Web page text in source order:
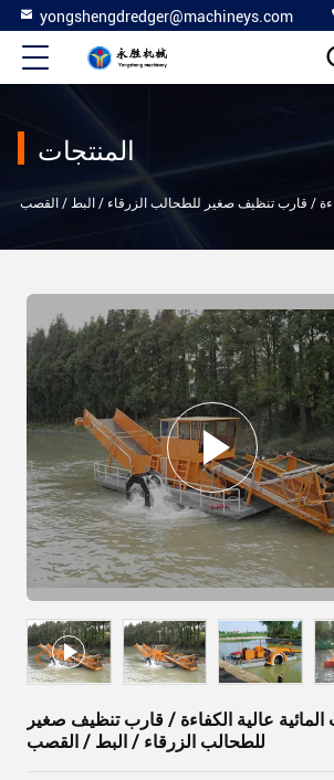
yongshengdredger@machineys.com
المنتجات
المائية عالية الكفاءة / قارب تنظيف صغير للطحالب الزرقاء / البط / القصب
عالية الكفاءة / قارب تنظيف صغير
للطحالب الزرقاء / البط / القصب